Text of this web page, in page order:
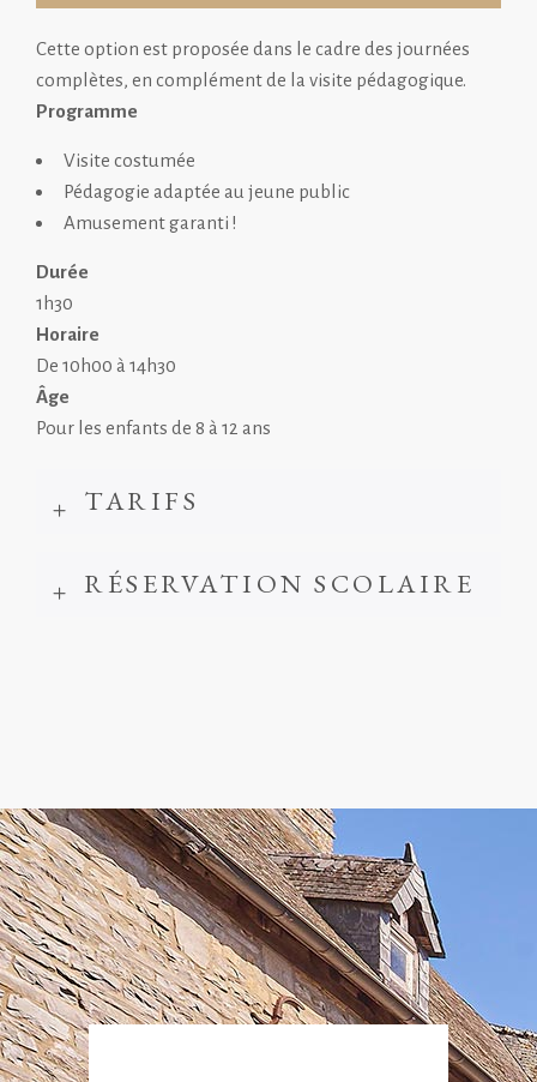
Cette option est proposée dans le cadre des journées
complètes, en complément de la visite pédagogique.
Programme
Visite costumée
Pédagogie adaptée au jeune public
Amusement garanti !
Durée
1h30
Horaire
De 10h00 à 14h30
Âge
Pour les enfants de 8 à 12 ans
TARIFS
RÉSERVATION SCOLAIRE